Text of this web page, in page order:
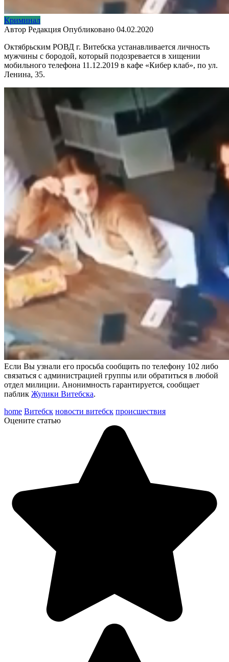
Криминал
Автор Редакция Опубликовано 04.02.2020
Октябрьским РОВД г. Витебска устанавливается личность
мужчины с бородой, который подозревается в хищении
мобильного телефона 11.12.2019 в кафе «Кибер клаб», по ул.
Ленина, 35.
Если Вы узнали его просьба сообщить по телефону 102 либо
связаться с администрацией группы или обратиться в любой
отдел милиции. Анонимность гарантируется, сообщает
паблик Жулики Витебска.
home Витебск новости витебск происшествия
Оцените статью